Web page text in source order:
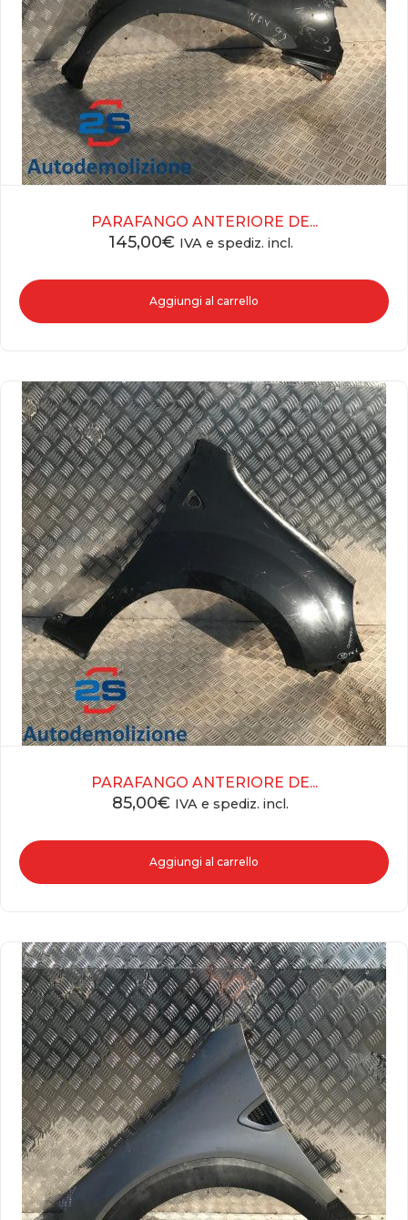
PARAFANGO ANTERIORE DE...
145,00€ IVA e spediz. incl.
Aggiungi al carrello
PARAFANGO ANTERIORE DE...
85,00€ IVA e spediz. incl.
Aggiungi al carrello